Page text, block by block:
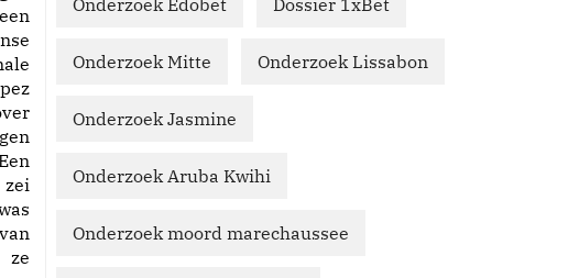
zei
ze
Onderzoek Edobet Dossier 1xBet
Onderzoek Mitte Onderzoek Lissabon
Onderzoek Jasmine
Onderzoek Aruba Kwihi
Onderzoek moord marechaussee